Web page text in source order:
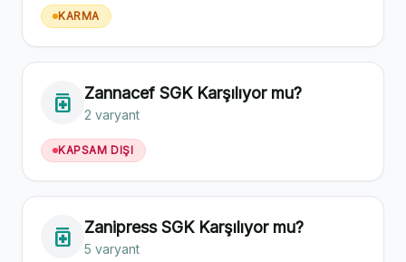
KARMA
medication Zannacef SGK Karşılıyor mu?
2 varyant
KAPSAM DIŞI
medication Zanipress SGK Karşılıyor mu?
5 varyant